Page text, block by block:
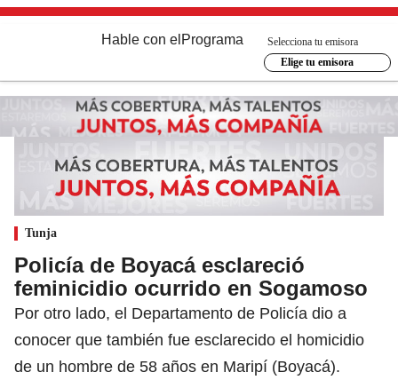
Hable con el Programa
Selecciona tu emisora
Elige tu emisora
Tunja
Policía de Boyacá esclareció
feminicidio ocurrido en Sogamoso
Por otro lado, el Departamento de Policía dio a
conocer que también fue esclarecido el homicidio
de un hombre de 58 años en Maripí (Boyacá).